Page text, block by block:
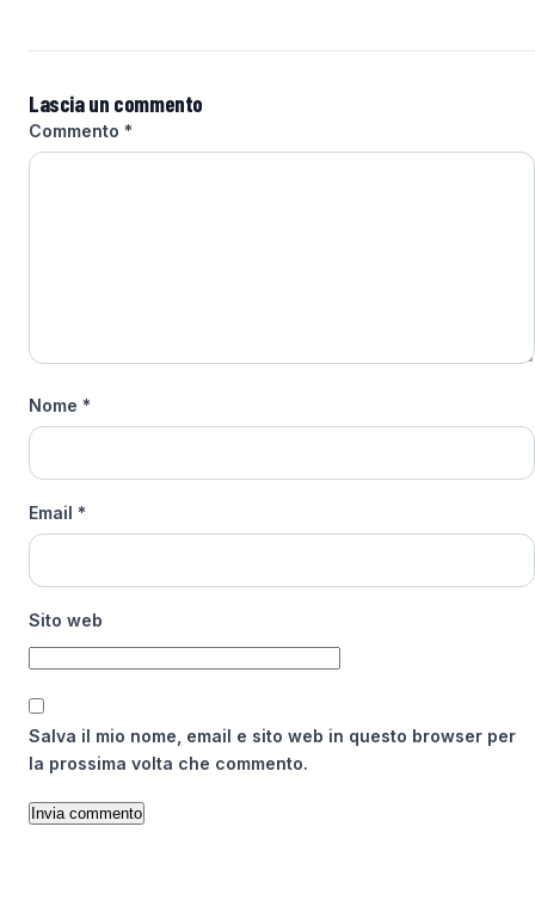
Lascia un commento
Commento *
Nome *
Email *
Sito web
Salva il mio nome, email e sito web in questo browser per
la prossima volta che commento.